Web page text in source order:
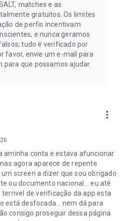
automaticamente, a menos
seja desativada a no mínimo 24
atual.
para renovação dentro de 24 horas
atual.
assinatura e desativar a
as configurações em sua
policy.html
and-conditions.html
devem ter 18 anos ou mais para
matches e as
gratuitos. Os limites
de perfis incentivam
e nunca geramos
tudo é verificado por
favor, envie um e-mail para
para que possamos ajudar.
more_vert
aminha conta e estava afuncionar
agora aparece de repente
screen a dizer que sou obrigado
ou documento nacional... eu até
de verificação da app esta
está desfocada... nem dá para
consigo proseguir dessa página